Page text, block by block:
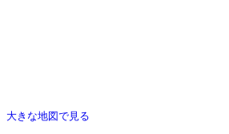
大きな地図で見る